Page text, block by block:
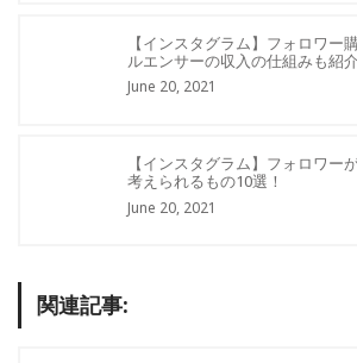
【インスタグラム】フォロワー
ルエンサーの収入の仕組みも紹介
June 20, 2021
【インスタグラム】フォロワー
考えられるもの10選！
June 20, 2021
関連記事: